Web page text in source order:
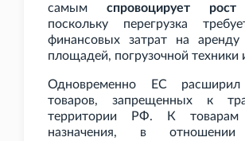
самым спровоцирует
поскольку перегрузка
финансовых затрат на аренду
площадей, погрузочной техники
Одновременно ЕС расширил
товаров, запрещенных к
территории РФ. К товарам
назначения, в отношении